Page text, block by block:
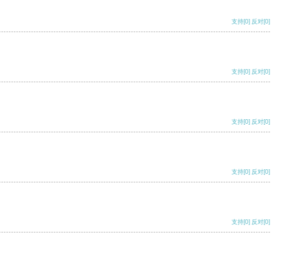
支持[0] 反对[0]
支持[0] 反对[0]
支持[0] 反对[0]
支持[0] 反对[0]
支持[0] 反对[0]